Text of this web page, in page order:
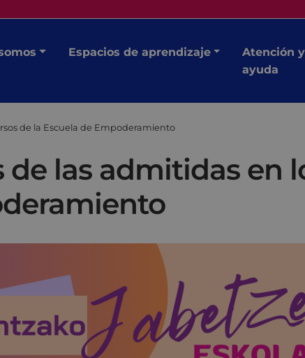
Espacios de aprendizaje
Atención y
ayuda
de la Escuela de Empoderamiento
las admitidas en